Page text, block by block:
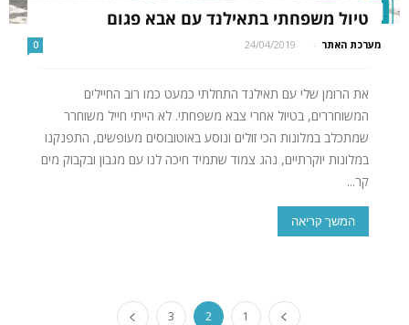
טיול משפחתי בתאילנד עם אבא פגום
מערכת האתר -
24/04/2019
0
את הרומן שלי עם תאילנד התחלתי כמעט כמו רוב החיילים
המשוחררים, בטיול אחרי צבא משפחתי. לא הייתי חייל משוחרר
שמתכלב במלונות הכי זולים ונוסע באוטובוסים מעופשים, התפנקנו
במלונות יוקרתיים, נהג צמוד שתמיד חיכה לנו עם מגבון ובקבוק מים
קר...
המשך קריאה
1
2
3